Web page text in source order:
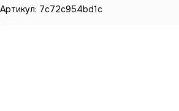
Артикул: 7c72c954bd1c